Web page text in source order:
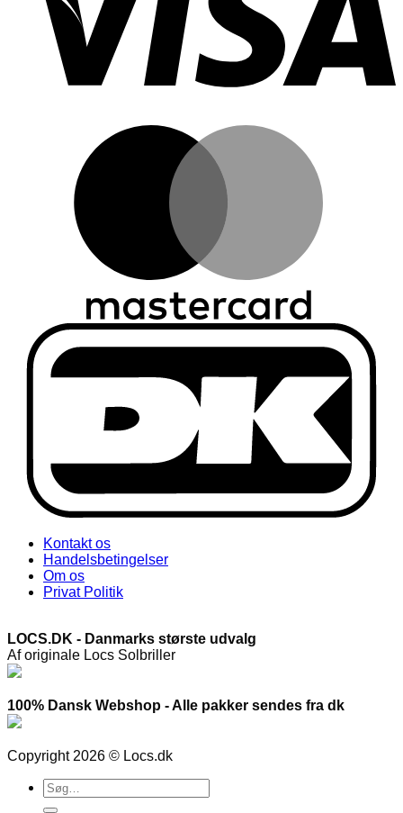
Kontakt os
Handelsbetingelser
Om os
Privat Politik
LOCS.DK - Danmarks største udvalg
Af originale Locs Solbriller
100% Dansk Webshop - Alle pakker sendes fra dk
Copyright 2026 © Locs.dk
Søg
efter: